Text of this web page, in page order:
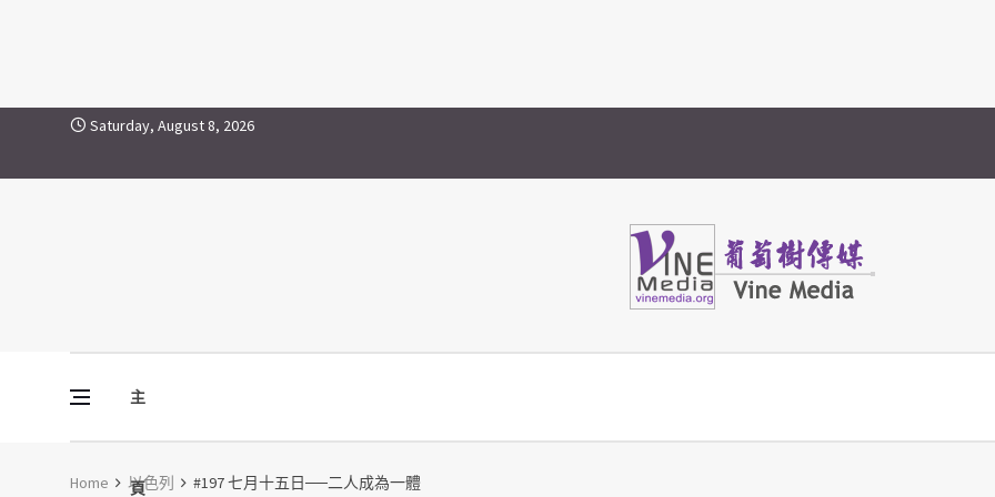
Skip to contentSaturday, August 8, 2026
主
頁
Vine Media
葡萄樹傳媒
Home 以色列 #197 七月十五日──二人成為一體